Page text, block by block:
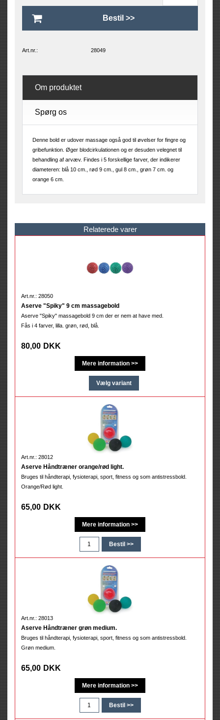
28049
Art.nr.:
Om produktet
Spørg os
Denne bold er udover massage også god til øvelser for fingre og
gribefunktion. Øger blodcirkulationen og er desuden velegnet til
behandling af arvæv. Findes i 5 forskellige farver, der indikerer
diameteren: blå 10 cm., rød 9 cm., gul 8 cm., grøn 7 cm. og
orange 6 cm.
Relaterede varer
Art.nr.: 28050
Aserve "Spiky" 9 cm massagebold
Aserve "Spiky" massagebold 9 cm der er nem at have med.
Fås i 4 farver, lilla. grøn, rød, blå.
80,00 DKK
Art.nr.: 28012
Aserve Håndtræner orange/rød light.
Bruges til håndterapi, fysioterapi, sport, fitness og som antistressbold.
Orange/Rød light.
65,00 DKK
Art.nr.: 28013
Aserve Håndtræner grøn medium.
Bruges til håndterapi, fysioterapi, sport, fitness og som antistressbold.
Grøn medium.
65,00 DKK